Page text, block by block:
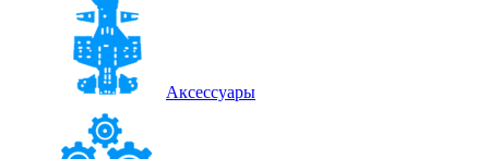
Аксессуары